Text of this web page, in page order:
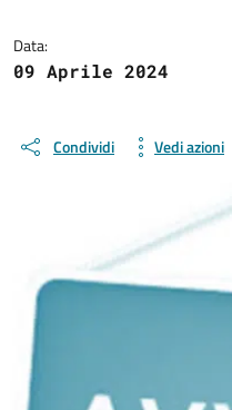
Data:
09 Aprile 2024
Condividi Vedi azioni